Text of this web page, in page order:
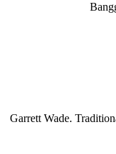
Garrett Wade.